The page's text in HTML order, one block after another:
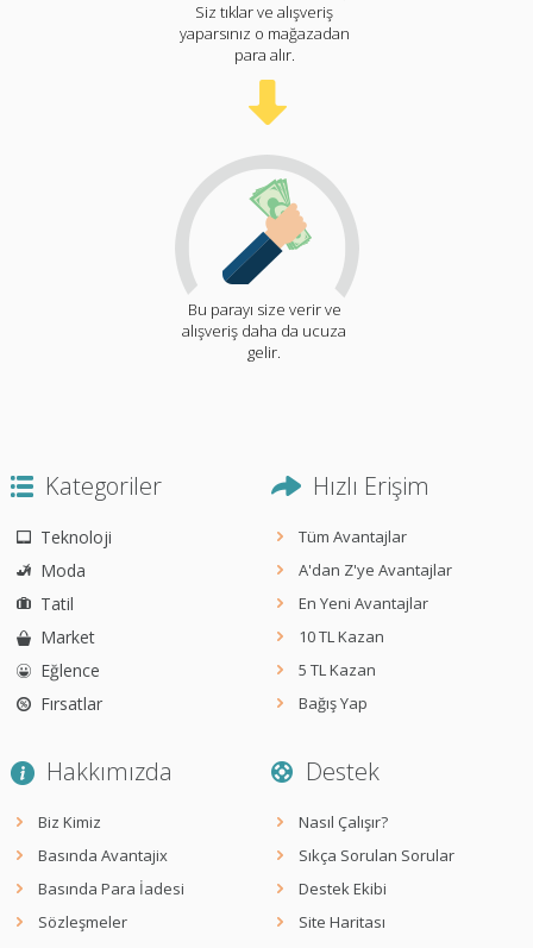
Siz tıklar ve alışveriş
yaparsınız o mağazadan
para alır.
Bu parayı size verir ve
alışveriş daha da ucuza
gelir.
Kategoriler
Teknoloji
Moda
Tatil
Market
Eğlence
Fırsatlar
Hızlı Erişim
Tüm Avantajlar
A'dan Z'ye Avantajlar
En Yeni Avantajlar
10 TL Kazan
5 TL Kazan
Bağış Yap
Hakkımızda
Biz Kimiz
Basında Avantajix
Basında Para İadesi
Sözleşmeler
Destek
Nasıl Çalışır?
Sıkça Sorulan Sorular
Destek Ekibi
Site Haritası